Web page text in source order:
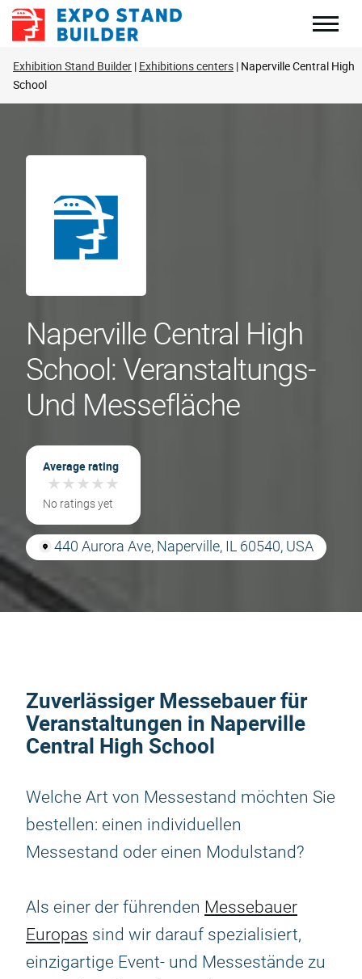
Zum
Inhalt
Exhibition Stand Builder Exhibitions centers Naperville Central High
School
Naperville Central High
School: Veranstaltungs-
Und Messefläche
Average rating
★★★★★
★★★★★
No ratings yet
440 Aurora Ave, Naperville, IL 60540, USA
Zuverlässiger Messebauer für
Veranstaltungen in Naperville
Central High School
Welche Art von Messestand möchten Sie
bestellen: einen individuellen
Messestand oder einen Modulstand?
Als einer der führenden Messebauer
Europas sind wir darauf spezialisiert,
einzigartige Event- und Messestände zu